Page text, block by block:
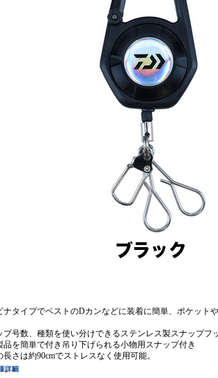
ナタイプでベストのDカンなどに装着に簡単、ポケット
プ号数、種類を使い分けできるステンレス製スナップフ
品を簡単で付き吊り下げられる小物用スナップ付き
長さは約90cmでストレスなく使用可能。